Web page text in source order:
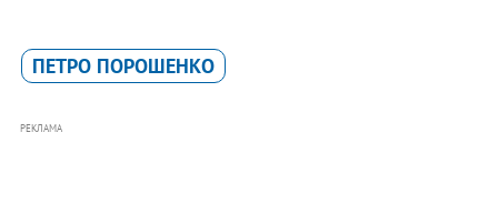
ПЕТРО ПОРОШЕНКО
РЕКЛАМА